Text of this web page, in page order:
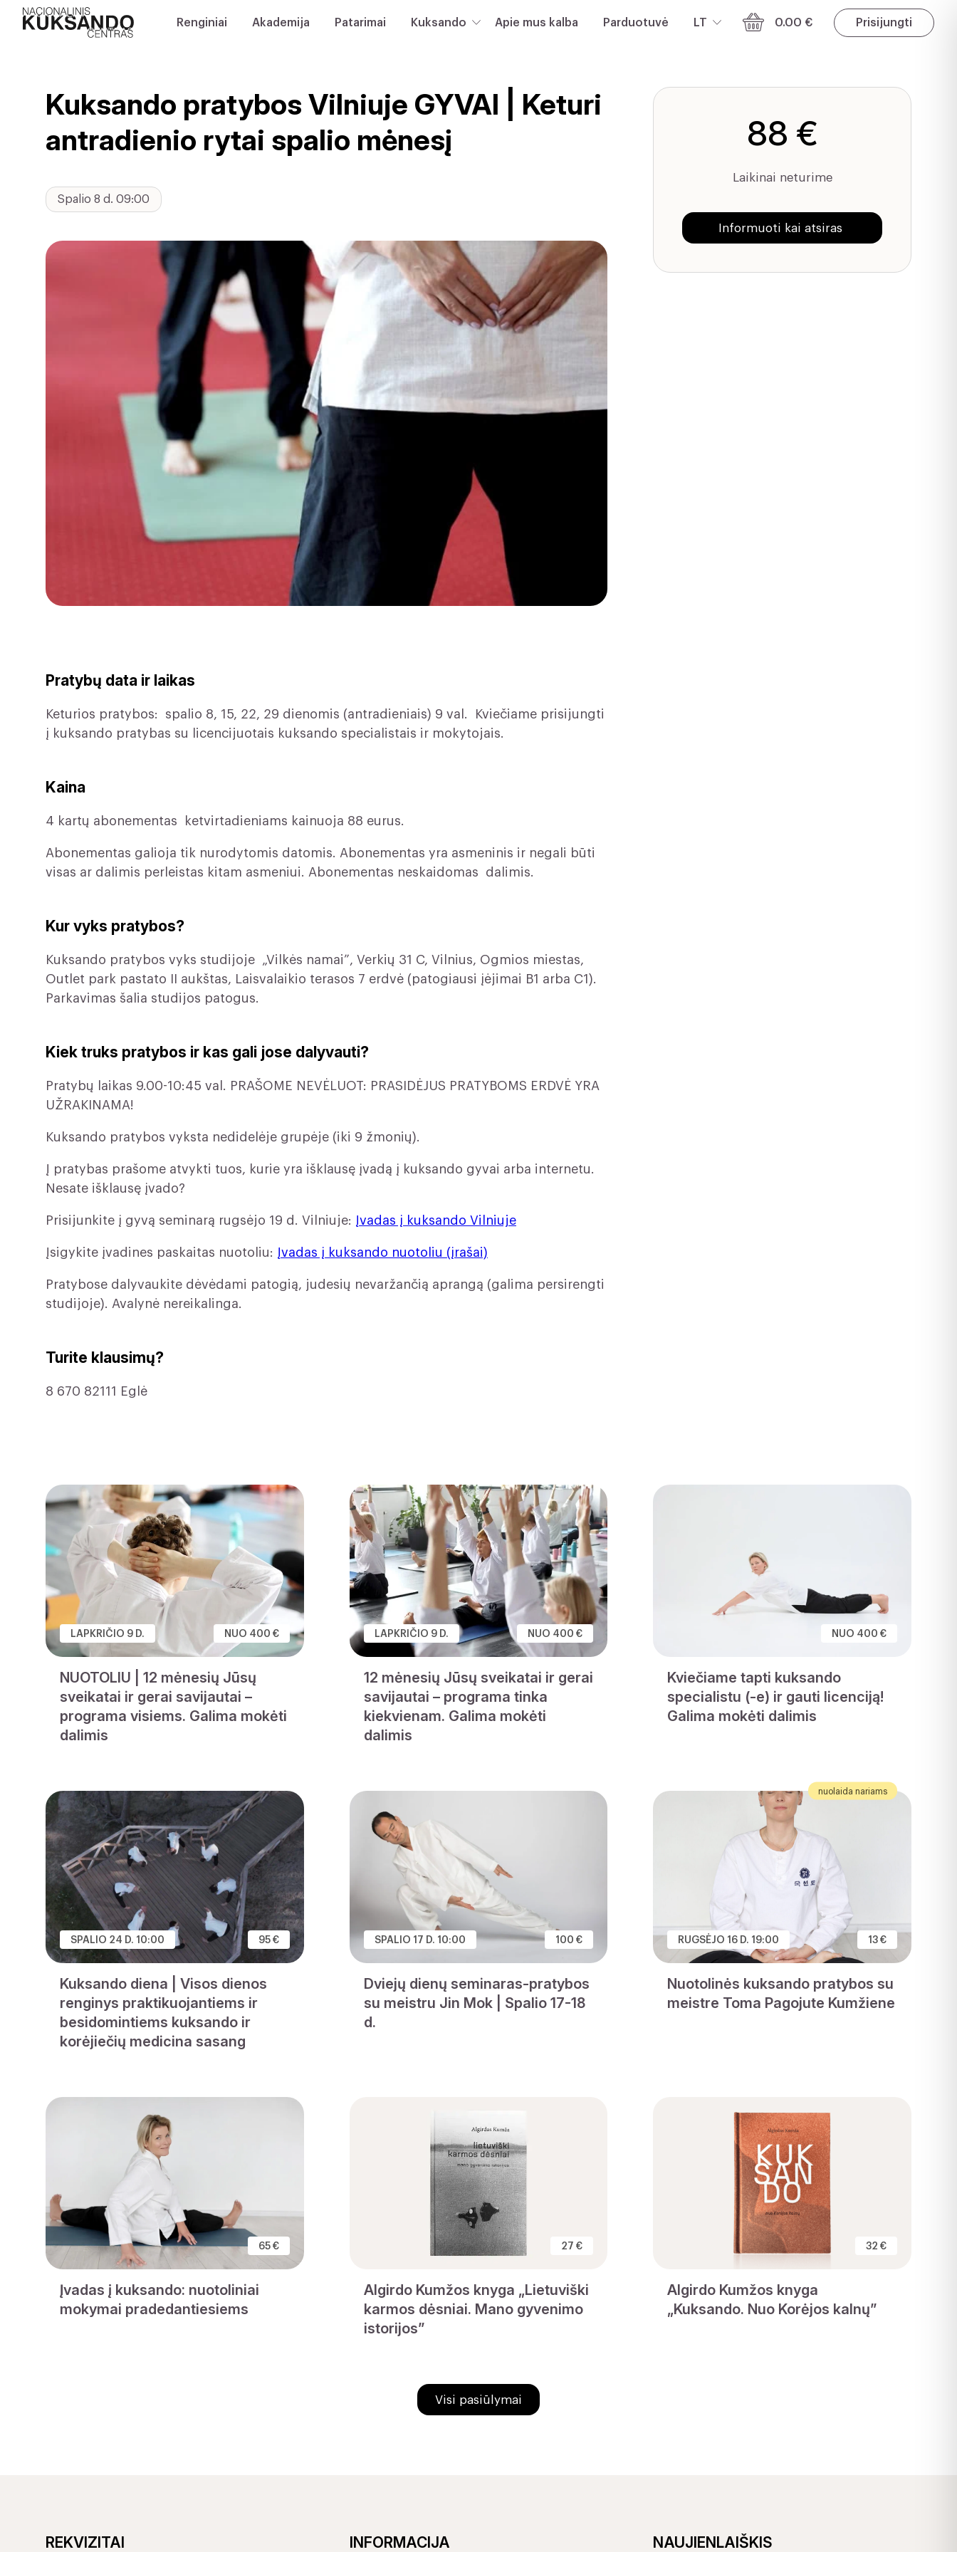
Renginiai Akademija Patarimai Kuksando Apie mus kalba Parduotuvė LT 0.00 € Prisijungti
Kuksando pratybos Vilniuje GYVAI | Keturi
antradienio rytai spalio mėnesį
Spalio 8 d. 09:00
Pratybų data ir laikas
Keturios pratybos: spalio 8, 15, 22, 29 dienomis (antradieniais) 9 val. Kviečiame prisijungti
į kuksando pratybas su licencijuotais kuksando specialistais ir mokytojais.
Kaina
4 kartų abonementas ketvirtadieniams kainuoja 88 eurus.
Abonementas galioja tik nurodytomis datomis. Abonementas yra asmeninis ir negali būti
visas ar dalimis perleistas kitam asmeniui. Abonementas neskaidomas dalimis.
Kur vyks pratybos?
Kuksando pratybos vyks studijoje „Vilkės namai”, Verkių 31 C, Vilnius, Ogmios miestas,
Outlet park pastato II aukštas, Laisvalaikio terasos 7 erdvė (patogiausi įėjimai B1 arba C1).
Parkavimas šalia studijos patogus.
Kiek truks pratybos ir kas gali jose dalyvauti?
Pratybų laikas 9.00-10:45 val. PRAŠOME NEVĖLUOT: PRASIDĖJUS PRATYBOMS ERDVĖ YRA
UŽRAKINAMA!
Kuksando pratybos vyksta nedidelėje grupėje (iki 9 žmonių).
Į pratybas prašome atvykti tuos, kurie yra išklausę įvadą į kuksando gyvai arba internetu.
Nesate išklausę įvado?
Prisijunkite į gyvą seminarą rugsėjo 19 d. Vilniuje: Įvadas į kuksando Vilniuje
Įsigykite įvadines paskaitas nuotoliu: Įvadas į kuksando nuotoliu (įrašai)
Pratybose dalyvaukite dėvėdami patogią, judesių nevaržančią aprangą (galima persirengti
studijoje). Avalynė nereikalinga.
Turite klausimų?
8 670 82111 Eglė
88 €
Laikinai neturime
Informuoti kai atsiras
LAPKRIČIO 9 D. NUO 400 €
NUOTOLIU | 12 mėnesių Jūsų
sveikatai ir gerai savijautai –
programa visiems. Galima mokėti
dalimis
LAPKRIČIO 9 D. NUO 400 €
12 mėnesių Jūsų sveikatai ir gerai
savijautai – programa tinka
kiekvienam. Galima mokėti
dalimis
NUO 400 €
Kviečiame tapti kuksando
specialistu (-e) ir gauti licenciją!
Galima mokėti dalimis
SPALIO 24 D. 10:00 95 €
Kuksando diena | Visos dienos
renginys praktikuojantiems ir
besidomintiems kuksando ir
korėjiečių medicina sasang
SPALIO 17 D. 10:00 100 €
Dviejų dienų seminaras-pratybos
su meistru Jin Mok | Spalio 17-18
d.
nuolaida nariams
RUGSĖJO 16 D. 19:00 13 €
Nuotolinės kuksando pratybos su
meistre Toma Pagojute Kumžiene
65 €
Įvadas į kuksando: nuotoliniai
mokymai pradedantiesiems
27 €
Algirdo Kumžos knyga „Lietuviški
karmos dėsniai. Mano gyvenimo
istorijos”
32 €
Algirdo Kumžos knyga
„Kuksando. Nuo Korėjos kalnų”
Visi pasiūlymai
REKVIZITAI INFORMACIJA NAUJIENLAIŠKIS